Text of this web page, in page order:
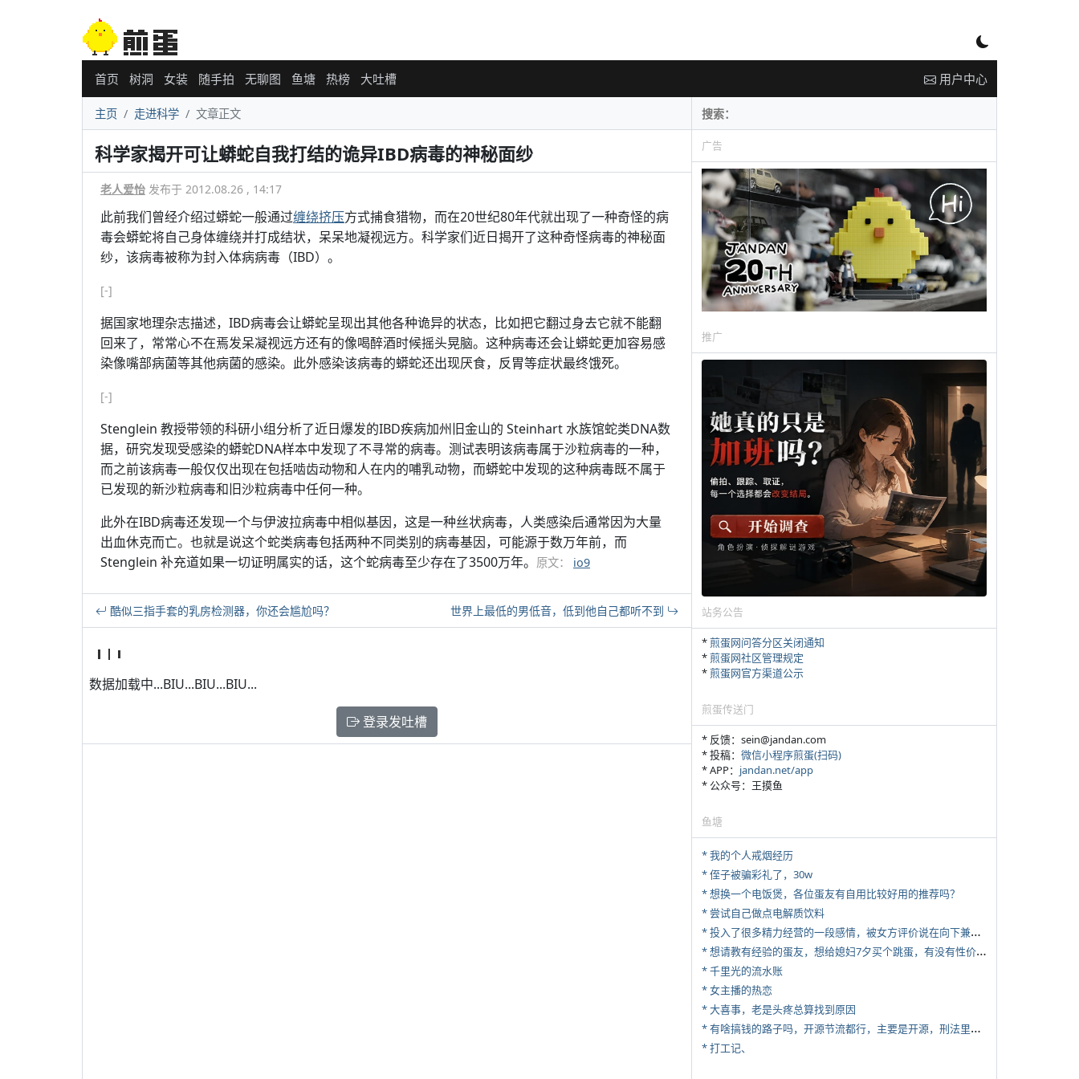
首页 树洞 女装 随手拍 无聊图 鱼塘 热榜 大吐槽 用户中心
主页 走进科学 文章正文
科学家揭开可让蟒蛇自我打结的诡异IBD病毒的神秘面纱
老人爱怡 发布于 2012.08.26 , 14:17
此前我们曾经介绍过蟒蛇一般通过缠绕挤压方式捕食猎物，而在20世纪80年代就出现了一种奇怪的病
毒会蟒蛇将自己身体缠绕并打成结状，呆呆地凝视远方。科学家们近日揭开了这种奇怪病毒的神秘面
纱，该病毒被称为封入体病病毒（IBD）。
[-]
据国家地理杂志描述，IBD病毒会让蟒蛇呈现出其他各种诡异的状态，比如把它翻过身去它就不能翻
回来了，常常心不在焉发呆凝视远方还有的像喝醉酒时候摇头晃脑。这种病毒还会让蟒蛇更加容易感
染像嘴部病菌等其他病菌的感染。此外感染该病毒的蟒蛇还出现厌食，反胃等症状最终饿死。
[-]
Stenglein 教授带领的科研小组分析了近日爆发的IBD疾病加州旧金山的 Steinhart 水族馆蛇类DNA数
据，研究发现受感染的蟒蛇DNA样本中发现了不寻常的病毒。测试表明该病毒属于沙粒病毒的一种，
而之前该病毒一般仅仅出现在包括啮齿动物和人在内的哺乳动物，而蟒蛇中发现的这种病毒既不属于
已发现的新沙粒病毒和旧沙粒病毒中任何一种。
此外在IBD病毒还发现一个与伊波拉病毒中相似基因，这是一种丝状病毒，人类感染后通常因为大量
出血休克而亡。也就是说这个蛇类病毒包括两种不同类别的病毒基因，可能源于数万年前，而
Stenglein 补充道如果一切证明属实的话，这个蛇病毒至少存在了3500万年。 原文： io9
酷似三指手套的乳房检测器，你还会尴尬吗？ 世界上最低的男低音，低到他自己都听不到
数据加载中...BIU...BIU...BIU...
登录发吐槽
广告
推广
站务公告
*煎蛋网问答分区关闭通知
*煎蛋网社区管理规定
*煎蛋网官方渠道公示
煎蛋传送门
* 反馈：sein@jandan.com
* 投稿： 微信小程序煎蛋(扫码)
* APP： jandan.net/app
* 公众号：王摸鱼
鱼塘
* 我的个人戒烟经历
* 侄子被骗彩礼了，30w
* 想换一个电饭煲，各位蛋友有自用比较好用的推荐吗？
* 尝试自己做点电解质饮料
*
投入了很多精力经营的一段感情，被女方评价说在向下兼容我，感觉有点破防
*
想请教有经验的蛋友，想给媳妇7夕买个跳蛋，有没有性价比高的推荐
* 千里光的流水账
* 女主播的热恋
* 大喜事，老是头疼总算找到原因
*
有啥搞钱的路子吗，开源节流都行，主要是开源，刑法里的咱不做
* 打工记、